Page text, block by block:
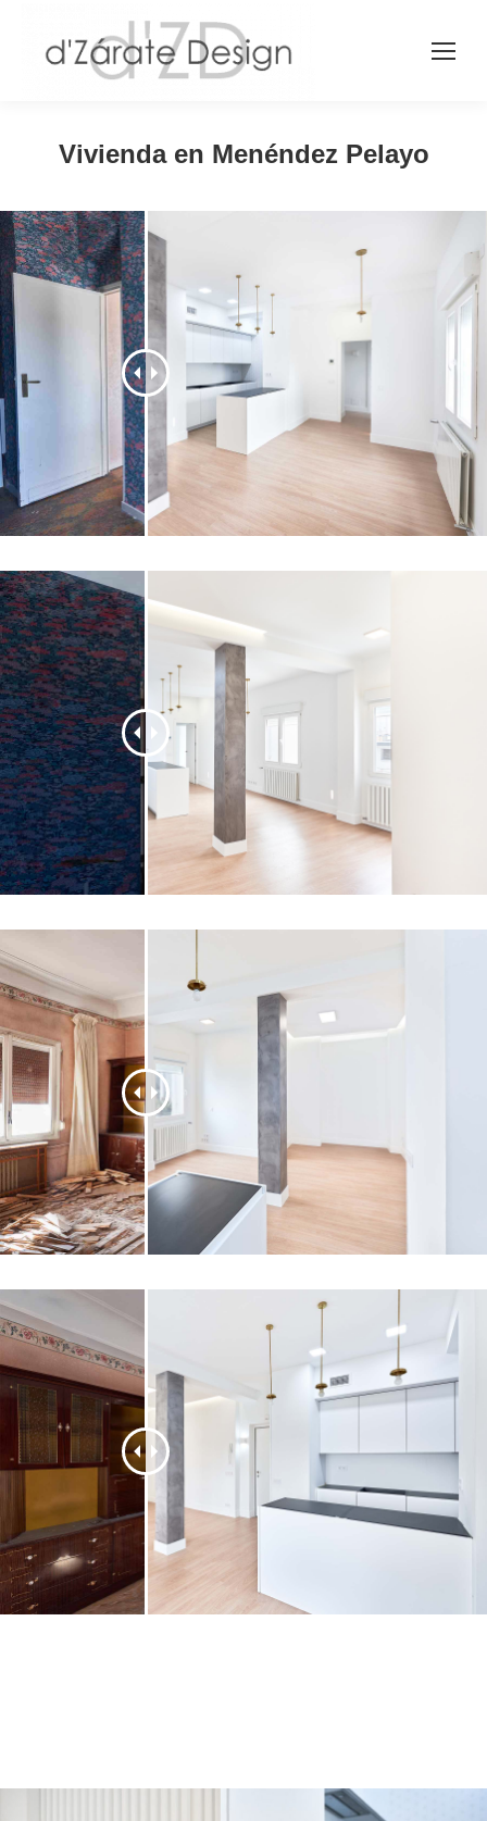
Vivienda en Menéndez Pelayo